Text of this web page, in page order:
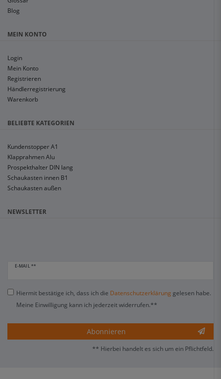
Blog
MEIN KONTO
Login
Mein Konto
Registrieren
Händlerregistrierung
Warenkorb
BELIEBTE KATEGORIEN
Kundenstopper A1
Klapprahmen Alu
Prospekthalter DIN lang
Schaukasten innen B1
Schaukasten außen
NEWSLETTER
E-MAIL **
Hiermit bestätige ich, dass ich die Daten­schutz­erklärung gelesen habe.
Meine Einwilligung kann ich jederzeit widerrufen.**
Abonnieren
** Hierbei handelt es sich um ein Pflichtfeld.